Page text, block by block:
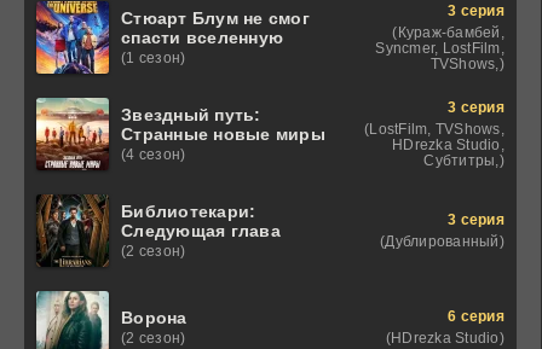
Стюарт Блум не смог
спасти вселенную
(1 сезон)
3 серия
(Кураж-бамбей,
Syncmer, LostFilm,
TVShows,)
Звездный путь:
Странные новые миры
(4 сезон)
3 серия
(LostFilm, TVShows,
HDrezka Studio,
Субтитры,)
Библиотекари:
Следующая глава
(2 сезон)
3 серия
(Дублированный)
Ворона
(2 сезон)
6 серия
(HDrezka Studio)